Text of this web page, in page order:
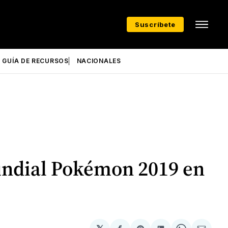
Suscríbete
GUÍA DE RECURSOS NACIONALES
Pokémon 2019 en